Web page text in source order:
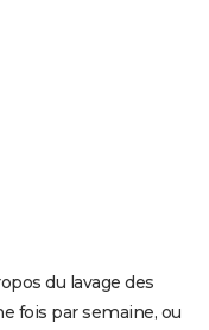
du lavage des
fois par semaine, ou